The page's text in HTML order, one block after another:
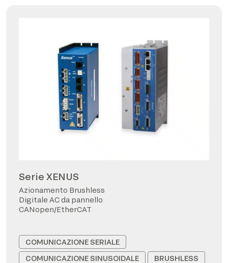
Serie XENUS
Azionamento Brushless
Digitale AC da pannello
CANopen/EtherCAT
COMUNICAZIONE SERIALE
COMUNICAZIONE SINUSOIDALE
BRUSHLESS